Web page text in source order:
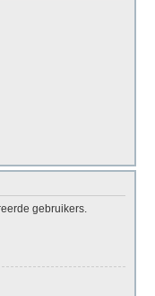
gebruikers.